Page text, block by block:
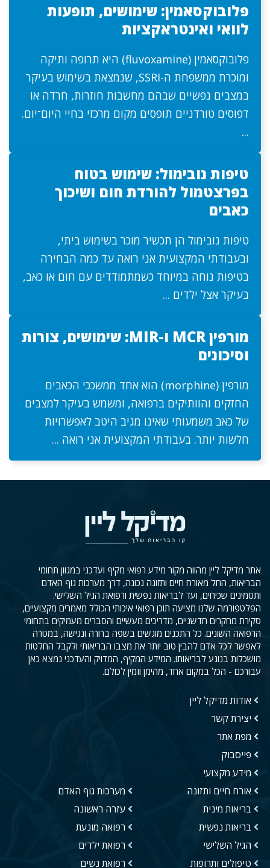
פלובוקסאמין: שימושים, תופעות
לוואי ואינטראקציות
פלובוקסאמין (fluvoxamine) היא תרופה ותיקה
ומוכרת ממשפחת ה-SSRI, שנמצאת בשימוש בעיקר
במצבים נפשיים שבהם מחשבות חוזרות, חרדה או
דפוסים טורדניים תופסים מקום מרכזי בחיי היום־יום.
...
טיפות נובימול: שימוש בטוח
בפרצטמול להורדת חום ושיכוך
כאבים
טיפות נובימול הן תכשיר מוכר בשימוש ביתי,
ובעבודתי המקצועית אני רואה עד כמה הבחירה
בטיפות נוחה במיוחד כשמתמודדים עם חום או כאב,
בעיקר אצל ילדים ...
מורפין MCR ו-MIR: שימושים, צורות
וסיכונים
מורפין (morphine) הוא אחד ממשככי הכאבים
החזקים והוותיקים ברפואה, ומשמש בעיקר למצבים
של כאב משמעותי שאינו מגיב היטב לאפשרויות
חלשות יותר. בעבודתי המקצועית אני רואה ...
אתר מדיקל ליין מהווה מקור מידע רפואי מקיף ועדכני במגוון תחומי
הבריאות, החל מאורח חיים ותזונה נכונה, דרך מערכות גוף האדם
ותסמינים שכיחים, ועד לבריאות נפשית ורפואת הגיל השלישי.
הפלטפורמה שלנו מציעה תוכן רפואי איכותי הכולל מאמרים מקצועיים,
סקירת מחקרים חדשניים, מדריכים מעשיים והסברים מעמיקים בתחומי
הרפואה השונים. כל התכנים מוגשים בשפה ברורה ונגישה, במטרה
לאפשר לכל אדם להבין טוב יותר את מצבו הבריאותי ולקבל החלטות
מושכלות בנוגע לבריאותו. המידע המקיף, המדויק והעדכני נמצא כאן
עבורכם - הכל במקום אחד, מהימן וזמין לכולם.
אודות מדיקל ליין
יצירת קשר
מפת אתר
פייסבוק
מידע מקצועי
אורח חיים ותזונה
בריאות מינית
בריאות נפשית
הגיל השלישי
טיפולים ותרופות
מערכות גוף האדם
עזרה ראשונה
רפואה מונעת
רפואת ילדים
רפואת נשים